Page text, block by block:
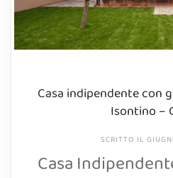
Casa indipendente con
Isontino –
SCRITTO IL
Casa